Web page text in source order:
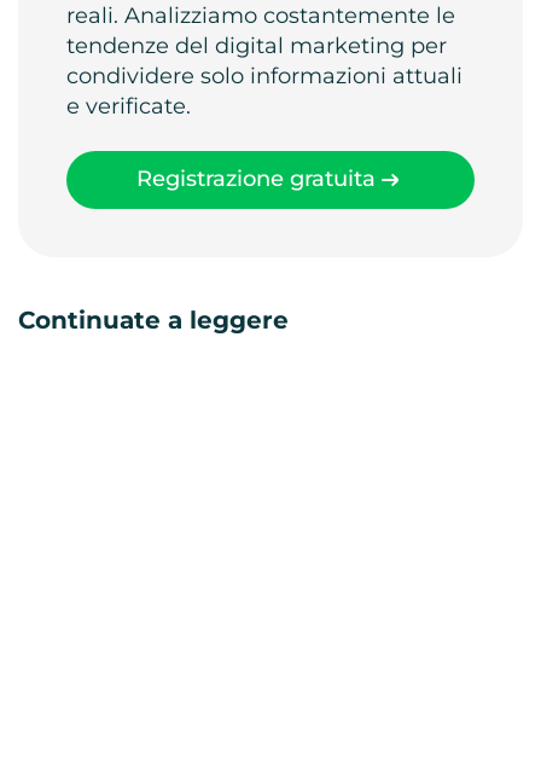
reali. Analizziamo costantemente le
tendenze del digital marketing per
condividere solo informazioni attuali
e verificate.
Registrazione gratuita
Continuate a leggere